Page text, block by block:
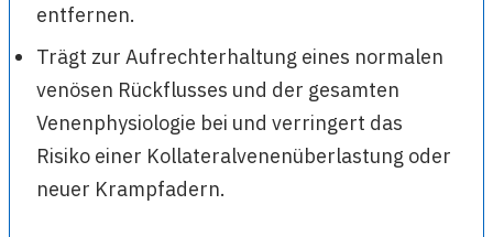
entfernen.
Trägt zur Aufrechterhaltung eines normalen
venösen Rückflusses und der gesamten
Venenphysiologie bei und verringert das
Risiko einer Kollateralvenenüberlastung oder
neuer Krampfadern.